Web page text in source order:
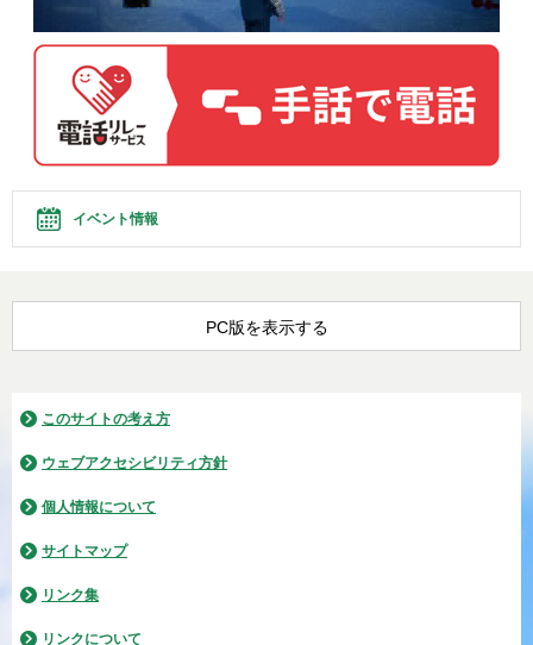
イベント情報
PC版を表示する
このサイトの考え方
ウェブアクセシビリティ方針
個人情報について
サイトマップ
リンク集
リンクについて